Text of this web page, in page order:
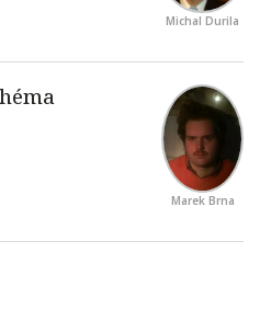
Michal Durila
Marek Brna